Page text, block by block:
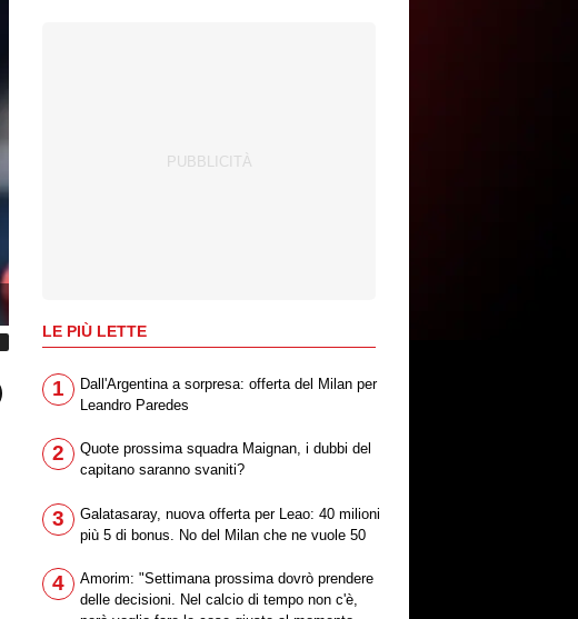
LE PIÙ LETTE
1
Dall'Argentina a sorpresa: offerta del Milan per
Leandro Paredes
2
Quote prossima squadra Maignan, i dubbi del
capitano saranno svaniti?
3
Galatasaray, nuova offerta per Leao: 40 milioni
più 5 di bonus. No del Milan che ne vuole 50
4
Amorim: "Settimana prossima dovrò prendere
delle decisioni. Nel calcio di tempo non c'è,